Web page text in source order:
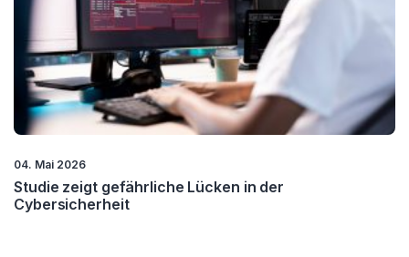
04. Mai 2026
Studie zeigt gefährliche Lücken in der
Cybersicherheit